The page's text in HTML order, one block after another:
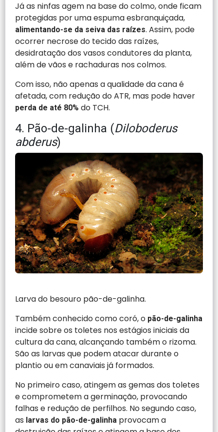
Já as ninfas agem na base do colmo, onde ficam
protegidas por uma espuma esbranquiçada,
alimentando-se da seiva das raízes. Assim, pode
ocorrer necrose do tecido das raízes,
desidratação dos vasos condutores da planta,
além de vãos e rachaduras nos colmos.
Com isso, não apenas a qualidade da cana é
afetada, com redução do ATR, mas pode haver
perda de até 80% do TCH.
4. Pão-de-galinha (Diloboderus
abderus)
Larva do besouro pão-de-galinha.
Também conhecido como coró, o pão-de-galinha
incide sobre os toletes nos estágios iniciais da
cultura da cana, alcançando também o rizoma.
São as larvas que podem atacar durante o
plantio ou em canaviais já formados.
No primeiro caso, atingem as gemas dos toletes
e comprometem a germinação, provocando
falhas e redução de perfilhos. No segundo caso,
as larvas do pão-de-galinha provocam a